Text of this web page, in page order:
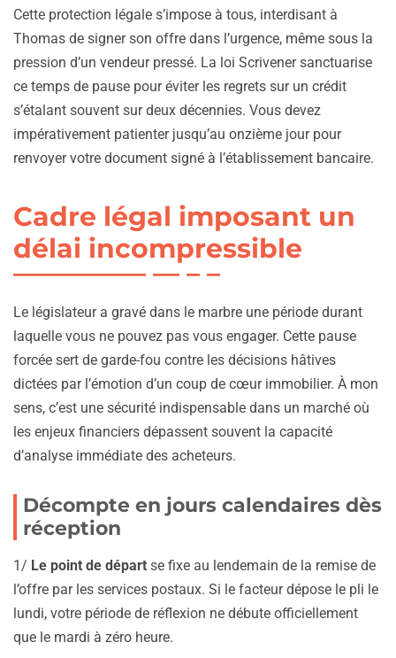
Cette protection légale s’impose à tous, interdisant à
Thomas de signer son offre dans l’urgence, même sous la
pression d’un vendeur pressé. La loi Scrivener sanctuarise
ce temps de pause pour éviter les regrets sur un crédit
s’étalant souvent sur deux décennies. Vous devez
impérativement patienter jusqu’au onzième jour pour
renvoyer votre document signé à l’établissement bancaire.
Cadre légal imposant un
délai incompressible
Le législateur a gravé dans le marbre une période durant
laquelle vous ne pouvez pas vous engager. Cette pause
forcée sert de garde-fou contre les décisions hâtives
dictées par l’émotion d’un coup de cœur immobilier. À mon
sens, c’est une sécurité indispensable dans un marché où
les enjeux financiers dépassent souvent la capacité
d’analyse immédiate des acheteurs.
Décompte en jours calendaires dès
réception
1/ Le point de départ se fixe au lendemain de la remise de
l’offre par les services postaux. Si le facteur dépose le pli le
lundi, votre période de réflexion ne débute officiellement
que le mardi à zéro heure.